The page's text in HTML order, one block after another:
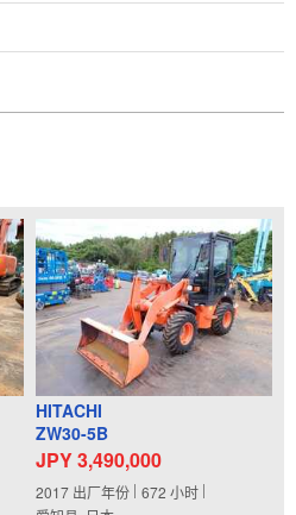
HITACHI
ZW30-5B
JPY 3,490,000
2017 出厂年份 672 小时